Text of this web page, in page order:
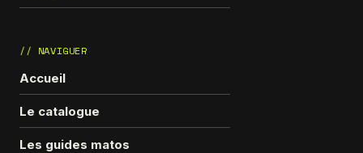
// NAVIGUER
Accueil
Le catalogue
Les guides matos